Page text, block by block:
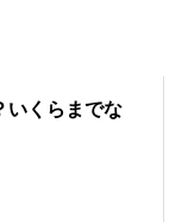
いくらまでな